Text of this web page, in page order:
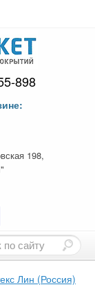
898
198,
Лин (Россия)